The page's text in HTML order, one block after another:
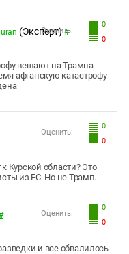
0
0
Оценить:
(Эксперт) #
вешают на Трампа
афганскую катастрофу
0
0
Оценить:
Курской области? Это
из ЕС. Но не Трамп.
0
0
Оценить:
и все обвалилось